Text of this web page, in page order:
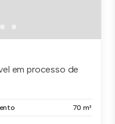
em processo de
70 m²